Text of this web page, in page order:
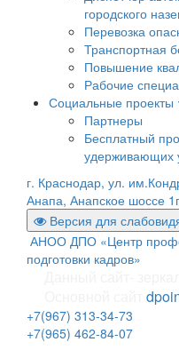
городского
Перевозка
Транспортная
Повышение
Рабочие
Социальные проекты
Партнеры
Бесплатный
удерживающих
г. Краснодар, ул.
Анапа, Анапское шоссе
Версия для
АНОО ДПО «Центр
подготовки кадров»
+7(967) 313-34-73
+7(965) 462-84-07